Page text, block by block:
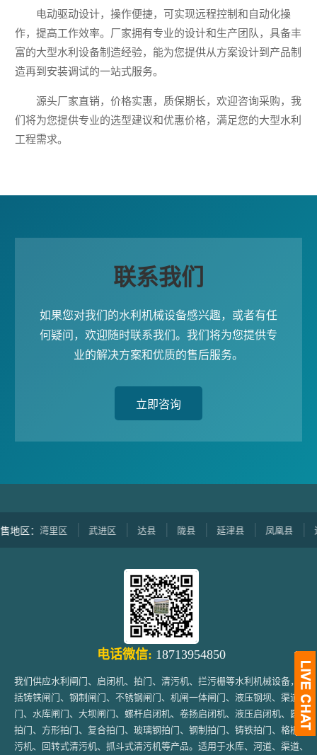
电动驱动设计，操作便捷，可实现远程控制和自动化操
作，提高工作效率。厂家拥有专业的设计和生产团队，具备丰
富的大型水利设备制造经验，能为您提供从方案设计到产品制
造再到安装调试的一站式服务。
源头厂家直销，价格实惠，质保期长，欢迎咨询采购，我
们将为您提供专业的选型建议和优惠价格，满足您的大型水利
工程需求。
联系我们
如果您对我们的水利机械设备感兴趣，或者有任
何疑问，欢迎随时联系我们。我们将为您提供专
业的解决方案和优质的售后服务。
立即咨询
：湾里区 武进区 延津县 凤凰县 达拉
电话微信: 18713954850
我们供应水利闸门、启闭机、拍门、清污机、拦污栅等水利机械设备，包
括铸铁闸门、钢制闸门、不锈钢闸门、机闸一体闸门、液压钢坝、渠道闸
门、水库闸门、大坝闸门、螺杆启闭机、卷扬启闭机、液压启闭机、圆形
拍门、方形拍门、复合拍门、玻璃钢拍门、钢制拍门、铸铁拍门、格栅清
污机、回转式清污机、抓斗式清污机等产品。适用于水库、河道、渠道、